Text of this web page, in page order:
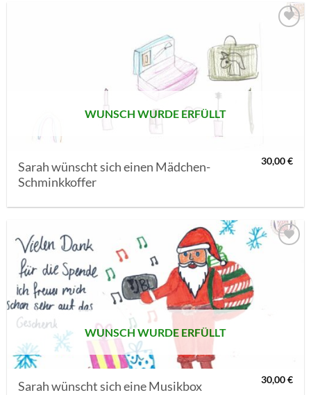
MERKLISTE
SETZEN
WUNSCH WURDE ERFÜLLT
Sarah wünscht sich einen Mädchen-
Schminkkoffer
30,00€
MERKLISTE
SETZEN
WUNSCH WURDE ERFÜLLT
Sarah wünscht sich eine Musikbox 30,00€